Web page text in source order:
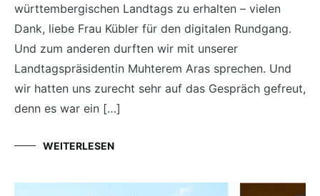
württembergischen Landtags zu erhalten – vielen
Dank, liebe Frau Kübler für den digitalen Rundgang.
Und zum anderen durften wir mit unserer
Landtagspräsidentin Muhterem Aras sprechen. Und
wir hatten uns zurecht sehr auf das Gespräch gefreut,
denn es war ein […]
WEITERLESEN